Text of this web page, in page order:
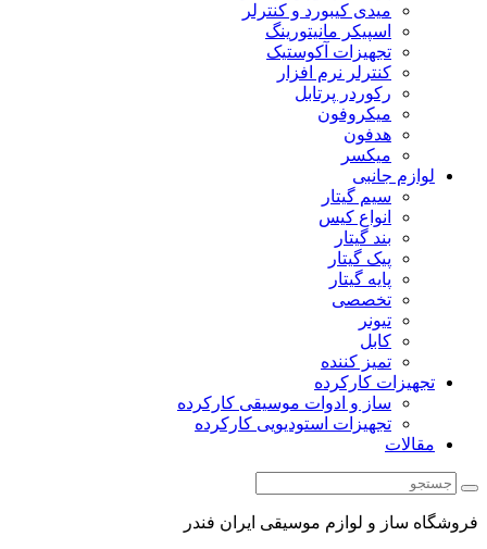
میدی کیبورد و کنترلر
اسپیکر مانیتورینگ
تجهیزات آکوستیک
کنترلر نرم افزار
رکوردر پرتابل
میکروفون
هدفون
میکسر
لوازم جانبی
سیم گیتار
انواع کیس
بند گیتار
پیک گیتار
پایه گیتار
تخصصی
تیونر
کابل
تمیز کننده
تجهیزات کارکرده
ساز و ادوات موسیقی کارکرده
تجهیزات استودیویی کارکرده
مقالات
فروشگاه ساز و لوازم موسیقی ایران فندر